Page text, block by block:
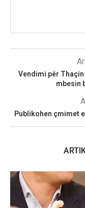
Vendimi për
mbesin
Publikohen çmimet